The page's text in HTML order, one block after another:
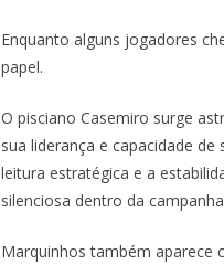
Enquanto alguns jogadores
papel.
O pisciano Casemiro surge
sua liderança e capacidade
leitura estratégica e a
silenciosa dentro da
Marquinhos também aparece